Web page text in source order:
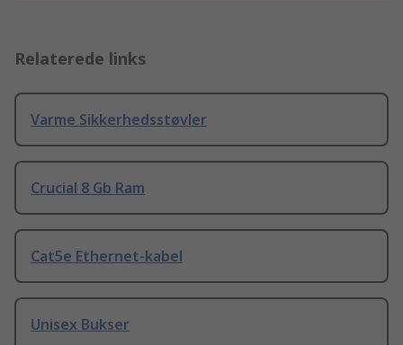
Relaterede links
Varme Sikkerhedsstøvler
Crucial 8 Gb Ram
Cat5e Ethernet-kabel
Unisex Bukser